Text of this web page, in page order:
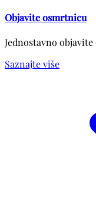
Objavite osmrtnicu
Jednostavno
Saznajte više